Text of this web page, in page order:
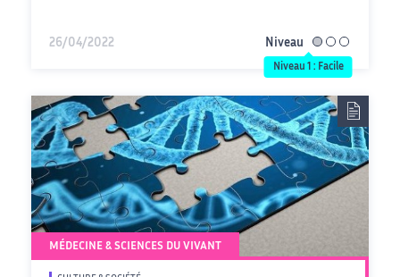
26/04/2022 Niveau facile
Niveau 1 : Facile
MÉDECINE & SCIENCES DU VIVANT